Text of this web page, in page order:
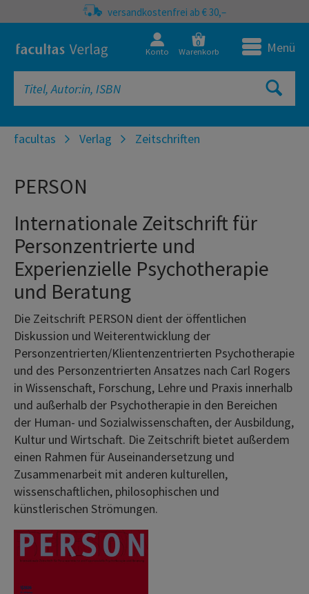
versandkostenfrei ab € 30,–
Konto
0
Warenkorb Menü
facultas Verlag Zeitschriften
PERSON
Internationale Zeitschrift für
Personzentrierte und
Experienzielle Psychotherapie
und Beratung
Die Zeitschrift PERSON dient der öffentlichen
Diskussion und Weiterentwicklung der
Personzentrierten/Klientenzentrierten Psychotherapie
und des Personzentrierten Ansatzes nach Carl Rogers
in Wissenschaft, Forschung, Lehre und Praxis innerhalb
und außerhalb der Psychotherapie in den Be­reichen
der Human- und Sozialwissenschaften, der Ausbildung,
Kultur und Wirtschaft. Die Zeitschrift bietet außer­dem
einen Rahmen für Auseinandersetzung und
Zusammenarbeit mit an­deren kulturellen,
wissenschaftlichen, philosophischen und
künstlerischen Strömungen.